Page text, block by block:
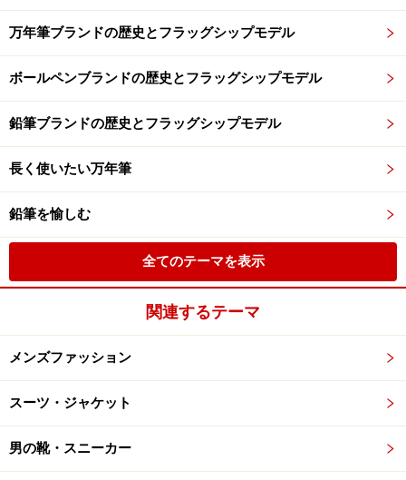
万年筆ブランドの歴史とフラッグシップモデル
ボールペンブランドの歴史とフラッグシップモデル
鉛筆ブランドの歴史とフラッグシップモデル
長く使いたい万年筆
鉛筆を愉しむ
全てのテーマを表示
関連するテーマ
メンズファッション
スーツ・ジャケット
男の靴・スニーカー